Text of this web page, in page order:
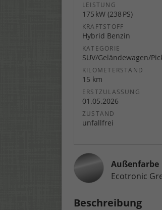
LEISTUNG
175 kW (238 PS)
KRAFTSTOFF
Hybrid Benzin
KATEGORIE
SUV/Geländewagen/
KILOMETERSTAND
15 km
ERSTZULASSUNG
01.05.2026
ZUSTAND
unfallfrei
Außenfarbe
Ecotronic
Beschreibung